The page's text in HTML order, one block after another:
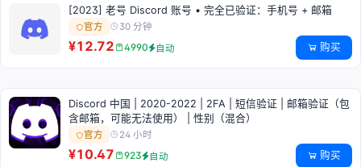
[2023] 老号 Discord 账号 • 完全已验证：手机号 + 邮箱
官方 30 分钟
¥12.72 4990 自动 购买
Discord 中国 | 2020-2022 | 2FA | 短信验证 | 邮箱验证（包
含邮箱，可能无法使用） | 性别（混合）
官方 24 小时
¥10.47 923 自动 购买